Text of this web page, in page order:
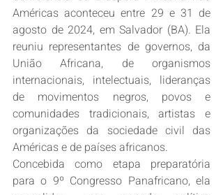
Américas aconteceu entre 29 e 31 de
agosto de 2024, em Salvador (BA). Ela
reuniu representantes de governos, da
União Africana, de organismos
internacionais, intelectuais, lideranças
de movimentos negros, povos e
comunidades tradicionais, artistas e
organizações da sociedade civil das
Américas e de países africanos.
Concebida como etapa preparatória
para o 9º Congresso Panafricano, ela